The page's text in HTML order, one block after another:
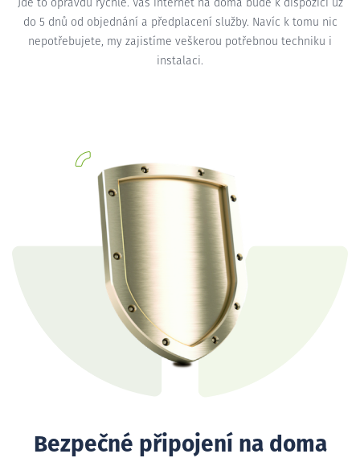
Jde to opravdu rychle. Váš internet na doma bude k dispozici už
do 5 dnů od objednání a předplacení služby. Navíc k tomu nic
nepotřebujete, my zajistíme veškerou potřebnou techniku i
instalaci.
Bezpečné připojení na doma